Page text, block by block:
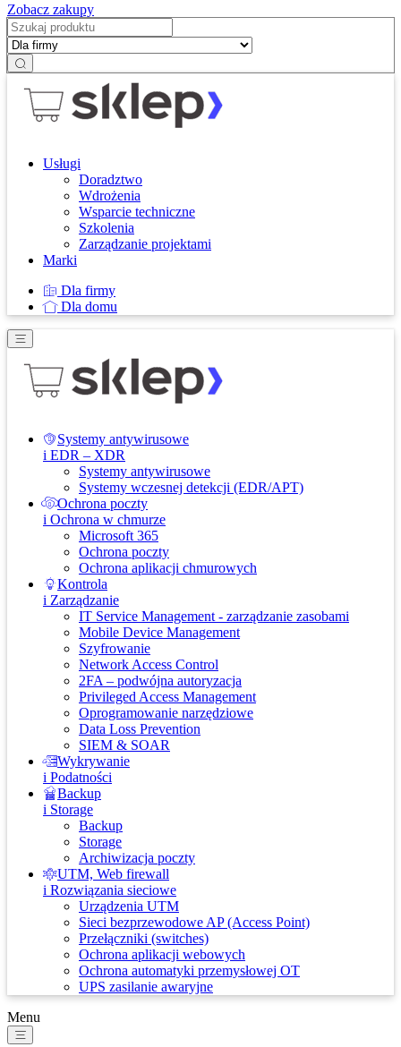
Zobacz zakupy
Usługi
Doradztwo
Wdrożenia
Wsparcie techniczne
Szkolenia
Zarządzanie projektami
Marki
Dla firmy
Dla domu
Systemy antywirusowe
i EDR – XDR
Systemy antywirusowe
Systemy wczesnej detekcji (EDR/APT)
Ochrona poczty
i Ochrona w chmurze
Microsoft 365
Ochrona poczty
Ochrona aplikacji chmurowych
Kontrola
i Zarządzanie
IT Service Management - zarządzanie zasobami
Mobile Device Management
Szyfrowanie
Network Access Control
2FA – podwójna autoryzacja
Privileged Access Management
Oprogramowanie narzędziowe
Data Loss Prevention
SIEM & SOAR
Wykrywanie
i Podatności
Backup
i Storage
Backup
Storage
Archiwizacja poczty
UTM, Web firewall
i Rozwiązania sieciowe
Urządzenia UTM
Sieci bezprzewodowe AP (Access Point)
Przełączniki (switches)
Ochrona aplikacji webowych
Ochrona automatyki przemysłowej OT
UPS zasilanie awaryjne
Menu